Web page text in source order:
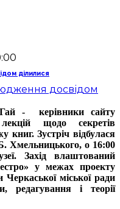
ділилися
- керівники сайту
щодо секретів
книг. Зустріч відбулася
Хмельницького, о 16:00
Захід влаштований
у межах проекту
міської ради
редагування і теорії